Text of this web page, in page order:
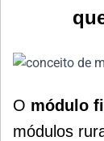
O módulo
módulos